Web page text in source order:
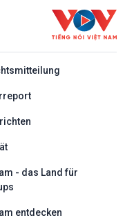
- das Land für
entdecken